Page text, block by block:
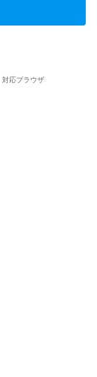
対応ブラウザ